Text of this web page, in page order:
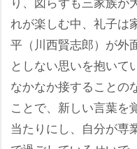
れが楽しむ中、礼子は
平（川西賢志郎）が外
としない思いを抱い
なかなか接することの
ことで、新しい言葉を
当たりにし、自分が専